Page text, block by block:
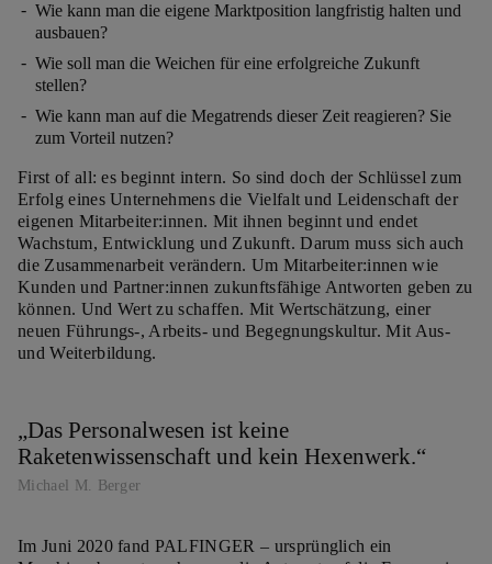
Wie kann man die eigene Marktposition langfristig halten und
ausbauen?
Wie soll man die Weichen für eine erfolgreiche Zukunft
stellen?
Wie kann man auf die Megatrends dieser Zeit reagieren? Sie
zum Vorteil nutzen?
First of all: es beginnt intern. So sind doch der Schlüssel zum
Erfolg eines Unternehmens die Vielfalt und Leidenschaft der
eigenen Mitarbeiter:innen. Mit ihnen beginnt und endet
Wachstum, Entwicklung und Zukunft. Darum muss sich auch
die Zusammenarbeit verändern. Um Mitarbeiter:innen wie
Kunden und Partner:innen zukunftsfähige Antworten geben zu
können. Und Wert zu schaffen. Mit Wertschätzung, einer
neuen Führungs-, Arbeits- und Begegnungskultur. Mit Aus-
und Weiterbildung.
Das Personalwesen ist keine
Raketenwissenschaft und kein Hexenwerk.
Michael M. Berger
Im Juni 2020 fand PALFINGER – ursprünglich ein